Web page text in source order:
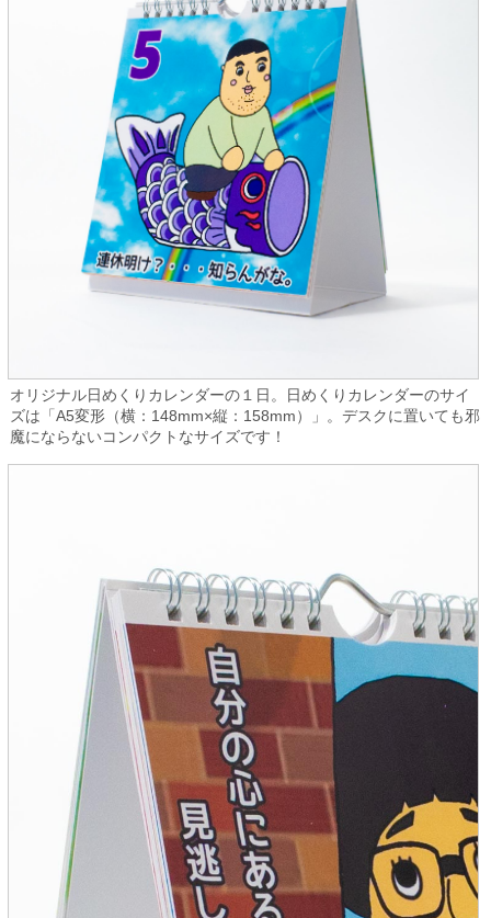
オリジナル日めくりカレンダーの１日。日めくりカレンダーのサイ
ズは「A5変形（横：148mm×縦：158mm）」。デスクに置いても邪
魔にならないコンパクトなサイズです！